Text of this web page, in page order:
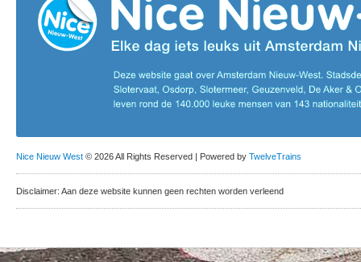
Nice Nieuw West © 2026 All Rights Reserved | Powered by TwelveTrains
Disclaimer: Aan deze website kunnen geen rechten worden verleend